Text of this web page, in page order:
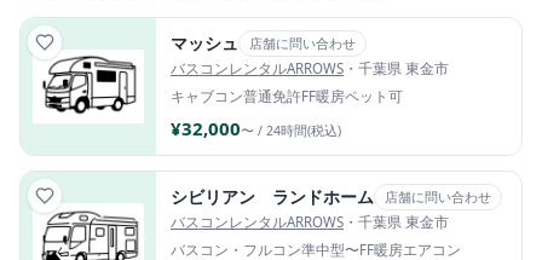
マッシュ 店舗に問い合わせ
バスコンレンタルARROWS ・千葉県 東金市
キャブコン普通免許FF暖房ペット可
¥32,000〜 / 24時間(税込)
シビリアン ランドホーム 店舗に問い合わせ
バスコンレンタルARROWS ・千葉県 東金市
バスコン・フルコン準中型〜FF暖房エアコン